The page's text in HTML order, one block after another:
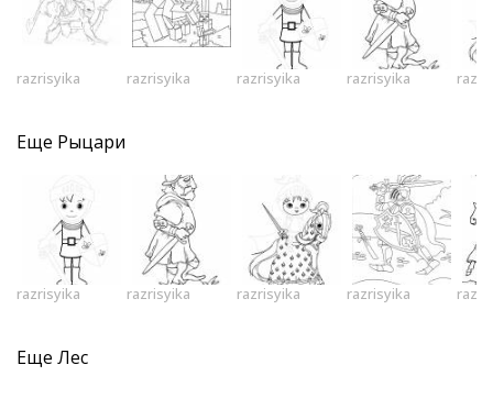
razrisyika razrisyika razrisyika razrisyika
Еще Рыцари
razrisyika razrisyika razrisyika razrisyika
Еще Лес